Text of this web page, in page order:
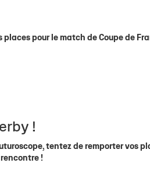
pour le match de Coupe de
!
tentez de remporter vos
!